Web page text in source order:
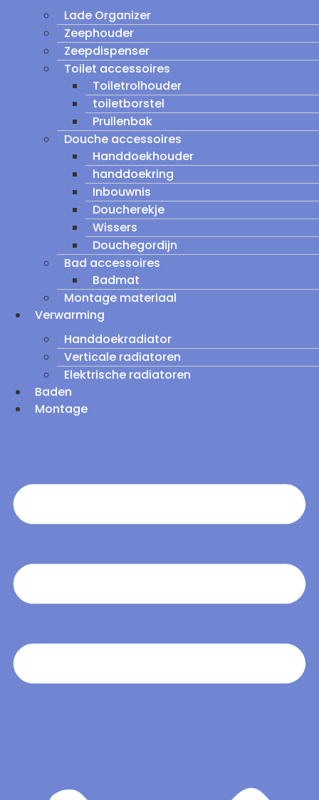
Lade Organizer
Zeephouder
Zeepdispenser
Toilet accessoires
Toiletrolhouder
toiletborstel
Prullenbak
Douche accessoires
Handdoekhouder
handdoekring
Inbouwnis
Doucherekje
Wissers
Douchegordijn
Bad accessoires
Badmat
Montage materiaal
Verwarming
Handdoekradiator
Verticale radiatoren
Elektrische radiatoren
Baden
Montage